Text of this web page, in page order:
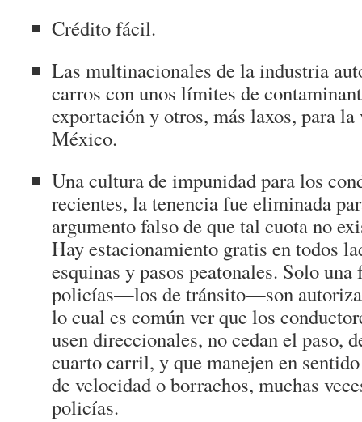
Crédito fácil.
Las multinacionales de la industria
carros con unos límites de
exportación y otros, más laxos, para la
México.
Una cultura de impunidad para los
recientes, la tenencia fue eliminada
argumento falso de que tal cuota no
Hay estacionamiento gratis en todos
esquinas y pasos peatonales. Solo
policías—los de tránsito—son
lo cual es común ver que los
usen direccionales, no cedan el paso,
cuarto carril, y que manejen en
de velocidad o borrachos, muchas
policías.